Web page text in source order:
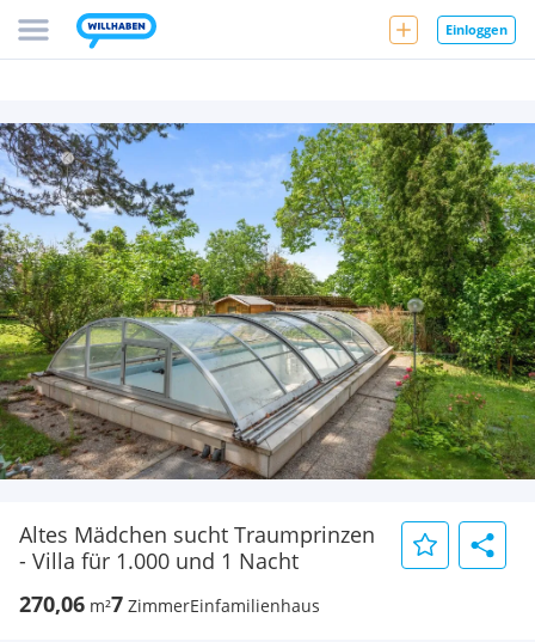
Einloggen
Altes Mädchen sucht Traumprinzen
- Villa für 1.000 und 1 Nacht
270,06 m²7 ZimmerEinfamilienhaus